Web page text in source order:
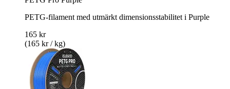
PETG-filament med utmärkt dimensionsstabilitet i Purple
165 kr
(165 kr / kg)